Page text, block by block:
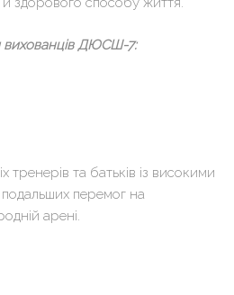
вихованців ДЮСШ-7:
тренерів та батьків із високими
перемог на
арені.